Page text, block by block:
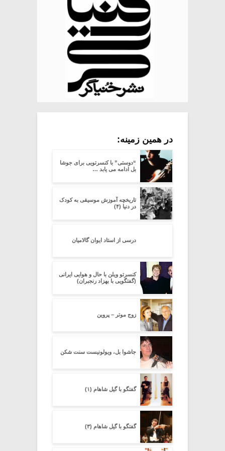
در همین زمینه:
“دوستی” با کنسرتویی برای جوشا
بل ادامه می یابد …
تاریخچه آموزش موسیقی به کودک
در دنیا (۴)
درسی از استاد ایوان گالامیان
کنسرتو ویلن با حال و هوایی ایرانی
(گفتگویی با بهزاد رنجبران)
زوج موتر – پروین
جاشوا بل، ویولونیست سنت شکن
گفتگو با گیل شاهام (۱)
گفتگو با گیل شاهام (۳)